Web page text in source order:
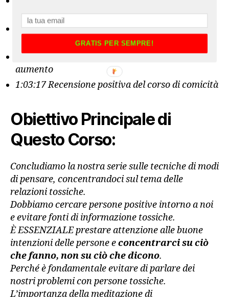
rapporto di coppia
0:56:43 Comportamento sessuale e richieste di
1:00:28 Altre opzioni e strategie per richieste di
aumento
1:03:17 Recensione positiva del corso di comicità
Obiettivo Principale di
Questo Corso:
Concludiamo la nostra serie sulle tecniche di modi
di pensare, concentrandoci sul tema delle
relazioni tossiche.
Dobbiamo cercare persone positive intorno a noi
e evitare fonti di informazione tossiche.
È ESSENZIALE prestare attenzione alle buone
intenzioni delle persone econcentrarci su ciò
che fanno, non su ciò che dicono.
Perché è fondamentale evitare di parlare dei
nostri problemi con persone tossiche.
L’importanza della meditazione di
GRATIS PER SEMPRE!